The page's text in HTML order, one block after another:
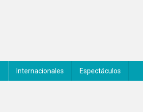
Internacionales Espectáculos